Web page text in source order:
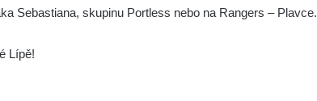
Sebastiana, skupinu Portless nebo na Rangers – Plavce.
Lípě!